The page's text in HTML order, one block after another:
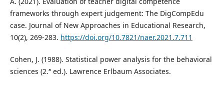
frameworks through expert judgement: The DigCompEdu
case. Journal of New Approaches in Educational Research,
10(2), 269-283. https://doi.org/10.7821/naer.2021.7.711
Cohen, J. (1988). Statistical power analysis for the behavioral
sciences (2.ª ed.). Lawrence Erlbaum Associates.